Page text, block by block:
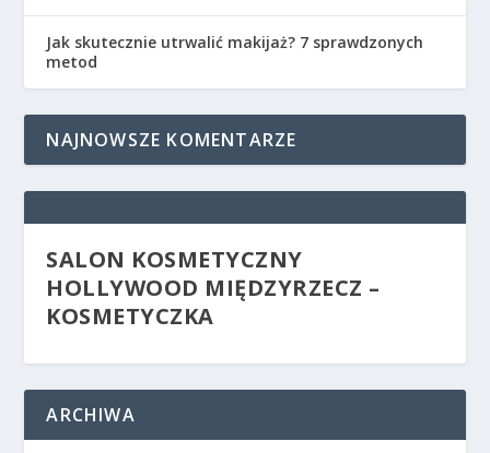
Jak skutecznie utrwalić makijaż? 7 sprawdzonych
metod
NAJNOWSZE KOMENTARZE
SALON KOSMETYCZNY
HOLLYWOOD MIĘDZYRZECZ –
KOSMETYCZKA
ARCHIWA